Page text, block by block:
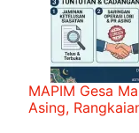
MAPIM Gesa
Asing,